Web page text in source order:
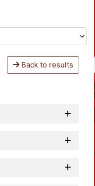
Back to results